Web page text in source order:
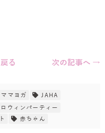
る 次の記事へ →
ママヨガ
JAHA
ウィンパーティー
赤ちゃん